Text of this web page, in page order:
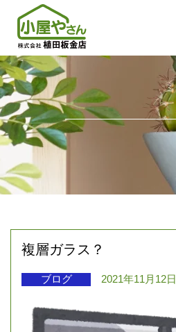
複層ガラス？
ブログ 2021年11月12日